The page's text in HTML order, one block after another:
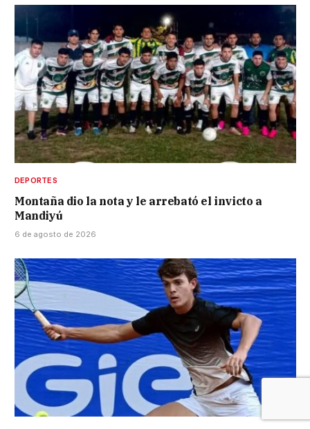
DEPORTES
Montaña dio la nota y le arrebató el invicto a
Mandiyú
6 de agosto de 2026